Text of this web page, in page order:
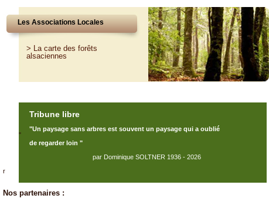
Les Associations Locales
> La carte des forêts
alsaciennes
"
Tribune libre
"Un paysage sans arbres est souvent un paysage qui a oublié
de regarder loin "
par Dominique SOLTNER 1936 - 2026
r
Nos partenaires :